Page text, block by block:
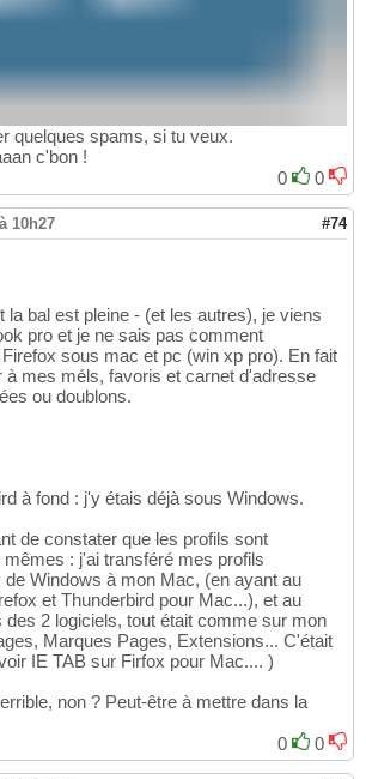
quelques spams, si tu veux.
c'bon !
0
0
10h27 #74
la bal est pleine - (et les autres), je viens
pro et je ne sais pas comment
sous mac et pc (win xp pro). En fait
à mes méls, favoris et carnet d'adresse
ou doublons.
à fond : j'y étais déjà sous Windows.
de constater que les profils sont
: j'ai transféré mes profils
de Windows à mon Mac, (en ayant au
et Thunderbird pour Mac...), et au
des 2 logiciels, tout était comme sur mon
Marques Pages, Extensions... C'était
IE TAB sur Firfox pour Mac.... )
non ? Peut-être à mettre dans la
0
0